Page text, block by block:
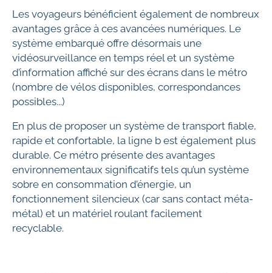
Les voyageurs bénéficient également de nombreux
avantages grâce à ces avancées numériques. Le
système embarqué offre désormais une
vidéosurveillance en temps réel et un système
d’information affiché sur des écrans dans le métro
(nombre de vélos disponibles, correspondances
possibles...)
En plus de proposer un système de transport fiable,
rapide et confortable, la ligne b est également plus
durable. Ce métro présente des avantages
environnementaux significatifs tels qu’un système
sobre en consommation d’énergie, un
fonctionnement silencieux (car sans contact méta-
métal) et un matériel roulant facilement
recyclable.